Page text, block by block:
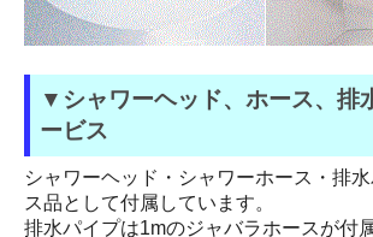
▼シャワーヘッド、ホース、排
ービス
シャワーヘッド・シャワーホース・排
ス品として付属しています。
排水パイプは1mのジャバラホースが付